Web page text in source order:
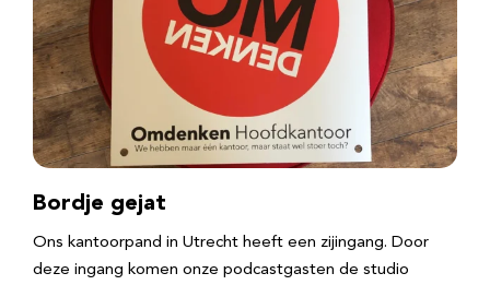
Bordje gejat
Ons kantoorpand in Utrecht heeft een zijingang. Door
deze ingang komen onze podcastgasten de studio